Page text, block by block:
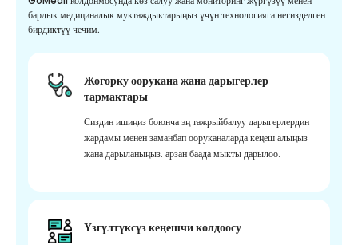
бардык медициналык муктаждыктарыңыз үчүн технологияга негизделген
бирдиктүү чечим.
Жогорку оорукана жана дарыгерлер
тармактары
Сиздин ишиңиз боюнча эң тажрыйбалуу дарыгерлердин
жардамы менен заманбап ооруканаларда кеңеш алыңыз
жана дарыланыңыз. арзан баада мыкты дарылоо.
Үзгүлтүксүз кеңешчи колдоосу